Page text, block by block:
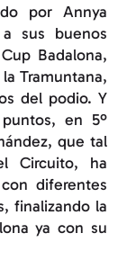
por Annya
sus buenos
Badalona,
Tramuntana,
del podio. Y
en 5º
que tal
Circuito, ha
diferentes
finalizando la
ya con su